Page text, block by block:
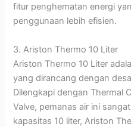
fitur penghematan energi
penggunaan lebih efisien.
3. Ariston Thermo 10 Liter
Ariston Thermo 10 Liter
yang dirancang dengan
Dilengkapi dengan Thermal
Valve, pemanas air ini
kapasitas 10 liter, Ariston